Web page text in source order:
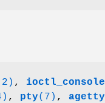
, ioctl_console
, pty(7) , agetty